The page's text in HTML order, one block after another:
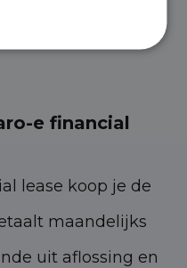
e financial
lease koop je de
maandelijks
uit aflossing en